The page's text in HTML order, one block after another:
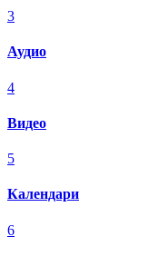
3
Аудио
4
Видео
5
Календари
6